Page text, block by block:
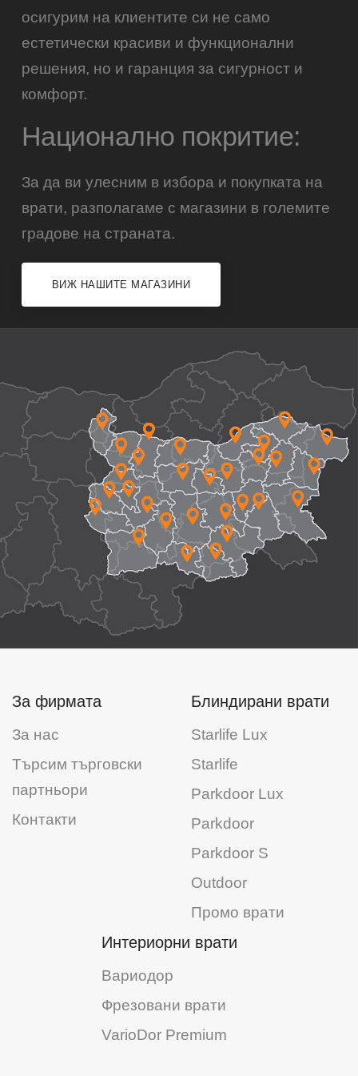
осигурим на клиентите си не само
естетически красиви и функционални
решения, но и гаранция за сигурност и
комфорт.
Национално покритие:
За да ви улесним в избора и покупката на
врати, разполагаме с магазини в големите
градове на страната.
ВИЖ НАШИТЕ МАГАЗИНИ
За фирмата
За нас
Търсим търговски
партньори
Контакти
Блиндирани врати
Starlife Lux
Starlife
Parkdoor Lux
Parkdoor
Parkdoor S
Outdoor
Промо врати
Интериорни врати
Вариодор
Фрезовани врати
VarioDor Premium